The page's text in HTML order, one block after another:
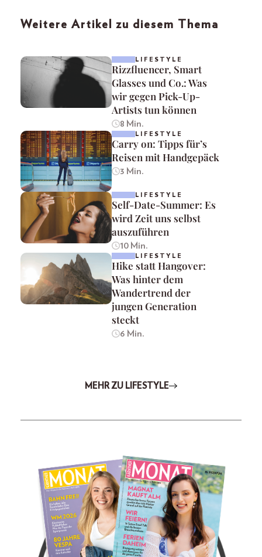
Weitere Artikel zu diesem Thema
LIFESTYLE
Rizzfluencer, Smart
Glasses und Co.: Was
wir gegen Pick-Up-
Artists tun können
8 Min.
LIFESTYLE
Carry on: Tipps für’s
Reisen mit Handgepäck
3 Min.
LIFESTYLE
Self-Date-Summer: Es
wird Zeit uns selbst
auszuführen
10 Min.
LIFESTYLE
Hike statt Hangover:
Was hinter dem
Wandertrend der
jungen Generation
steckt
6 Min.
MEHR ZU LIFESTYLE